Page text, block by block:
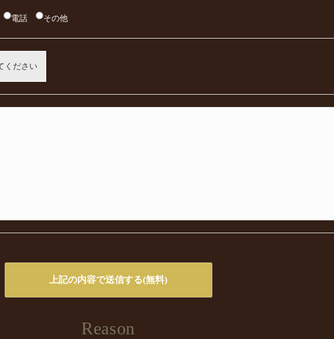
電話 その他
Reason